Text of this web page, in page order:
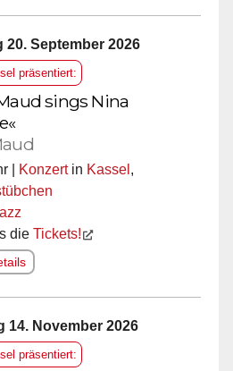
20. September 2026
präsentiert:
sings Nina
| Konzertin Kassel ,
die Tickets!
14. November 2026
präsentiert: